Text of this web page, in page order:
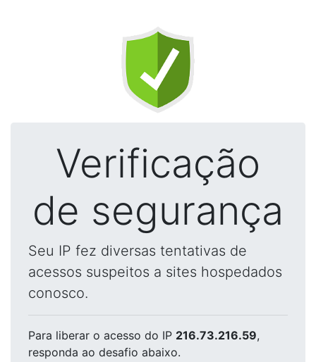
Verificação
de segurança
Seu IP fez diversas tentativas de
acessos suspeitos a sites hospedados
conosco.
Para liberar o acesso do IP 216.73.216.59,
responda ao desafio abaixo.